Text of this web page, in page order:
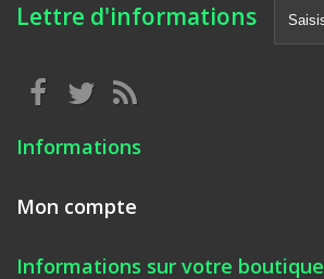
Lettre d'informations
Informations
Mon compte
Informations sur votre boutique